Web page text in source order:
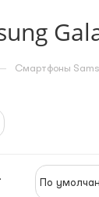
Смартфоны
По